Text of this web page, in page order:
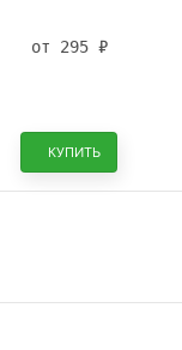
от 295 ₽
КУПИТЬ